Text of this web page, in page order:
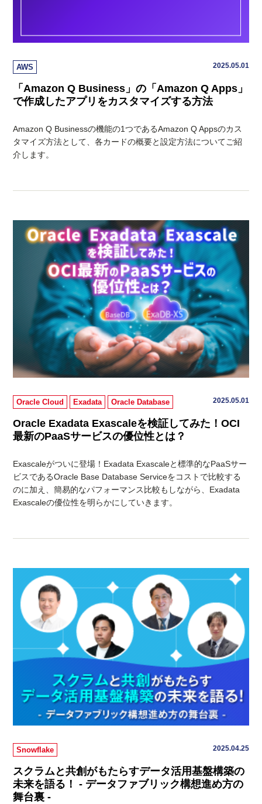
AWS 2025.05.01
「Amazon Q Business」の「Amazon Q Apps」
で作成したアプリをカスタマイズする方法
Amazon Q Businessの機能の1つであるAmazon Q Appsのカス
タマイズ方法として、各カードの概要と設定方法についてご紹
介します。
Oracle Cloud Exadata Oracle Database 2025.05.01
Oracle Exadata Exascaleを検証してみた！OCI
最新のPaaSサービスの優位性とは？
Exascaleがついに登場！Exadata Exascaleと標準的なPaaSサー
ビスであるOracle Base Database Serviceをコストで比較する
のに加え、簡易的なパフォーマンス比較もしながら、Exadata
Exascaleの優位性を明らかにしていきます。
Snowflake 2025.04.25
スクラムと共創がもたらすデータ活用基盤構築の
未来を語る！ - データファブリック構想進め方の
舞台裏 -